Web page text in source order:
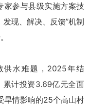
家参与县级实施方案技
现、解决、反馈”机制
供水难题，2025年结
累计投资3.69亿元全面
旱情影响的25个高山村